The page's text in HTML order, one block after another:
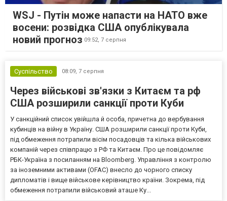
WSJ - Путін може напасти на НАТО вже
восени: розвідка США опублікувала
новий прогноз 09:52, 7 серпня
Суспільство 08:09, 7 серпня
Через військові зв'язки з Китаєм та рф
США розширили санкції проти Куби
У санкційний список увійшла й особа, причетна до вербування
кубинців на війну в Україну. США розширили санкції проти Куби,
під обмеження потрапили вісім посадовців та кілька військових
компаній через співпрацю з РФ та Китаєм. Про це повідомляє
РБК-Україна з посиланням на Bloomberg. Управління з контролю
за іноземними активами (OFAC) внесло до чорного списку
дипломатів і вище військове керівництво країни. Зокрема, під
обмеження потрапили військовий аташе Ку...